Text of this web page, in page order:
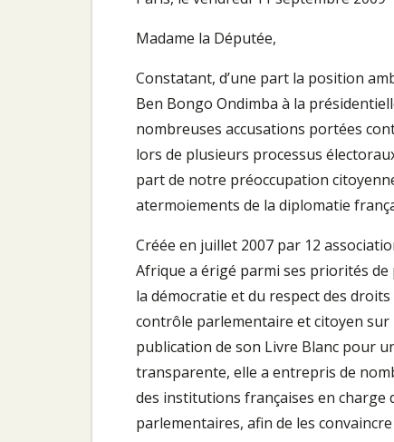
Madame la Députée,
Constatant, d’une part la position
Ben Bongo Ondimba à la
nombreuses accusations portées
lors de plusieurs processus
part de notre préoccupation
atermoiements de la diplomatie
Créée en juillet 2007 par 12
Afrique a érigé parmi ses priorités
la démocratie et du respect des droits
contrôle parlementaire et citoyen sur
publication de son Livre Blanc pour
transparente, elle a entrepris de
des institutions françaises en charge
parlementaires, afin de les